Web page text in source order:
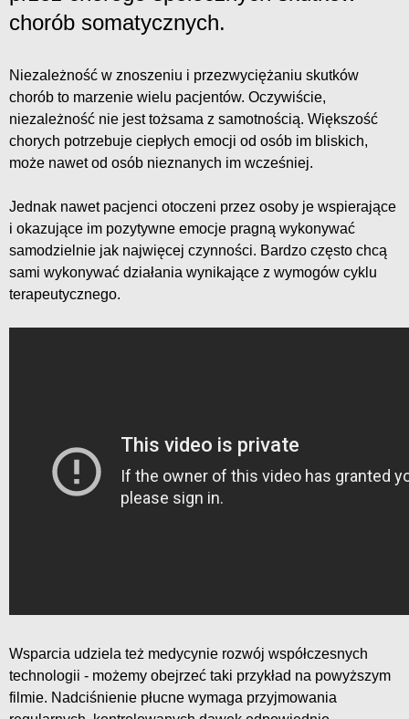
chorób somatycznych.
Niezależność w znoszeniu i przezwyciężaniu skutków
chorób to marzenie wielu pacjentów. Oczywiście,
niezależność nie jest tożsama z samotnością. Większość
chorych potrzebuje ciepłych emocji od osób im bliskich,
może nawet od osób nieznanych im wcześniej.
Jednak nawet pacjenci otoczeni przez osoby je wspierające
i okazujące im pozytywne emocje pragną wykonywać
samodzielnie jak najwięcej czynności. Bardzo często chcą
sami wykonywać działania wynikające z wymogów cyklu
terapeutycznego.
Wsparcia udziela też medycynie rozwój współczesnych
technologii - możemy obejrzeć taki przykład na powyższym
filmie. Nadciśnienie płucne wymaga przyjmowania